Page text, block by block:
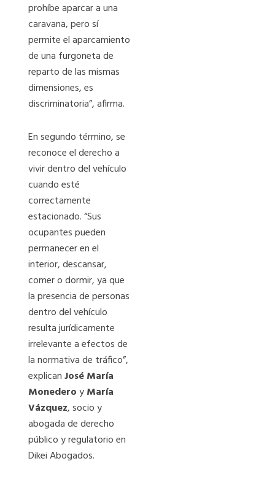
prohíbe aparcar a una
caravana, pero sí
permite el aparcamiento
de una furgoneta de
reparto de las mismas
dimensiones, es
discriminatoria”, afirma.
En segundo término, se
reconoce el derecho a
vivir dentro del vehículo
cuando esté
correctamente
estacionado. “Sus
ocupantes pueden
permanecer en el
interior, descansar,
comer o dormir, ya que
la presencia de personas
dentro del vehículo
resulta jurídicamente
irrelevante a efectos de
la normativa de tráfico”,
explicanJosé María
MonederoyMaría
Vázquez, socio y
abogada de derecho
público y regulatorio en
Dikei Abogados.